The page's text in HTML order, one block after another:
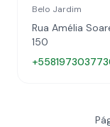
Belo Jardim
Rua Amélia
150